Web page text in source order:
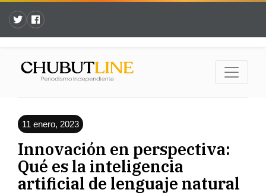
11 enero, 2023
Innovación en perspectiva:
Qué es la inteligencia
artificial de lenguaje natural